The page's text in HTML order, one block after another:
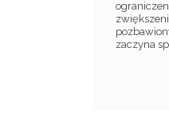
zaczyna